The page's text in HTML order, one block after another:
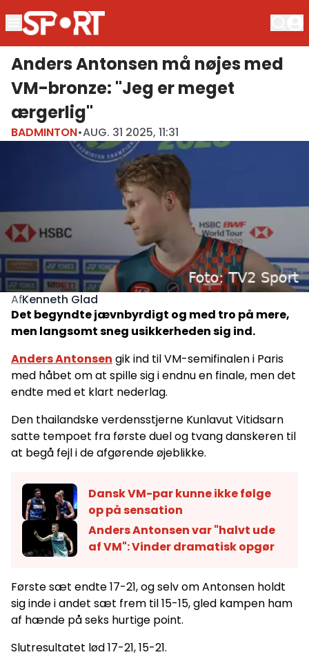
Anders Antonsen må nøjes med
VM-bronze: "Jeg er meget
ærgerlig"
BADMINTON•AUG. 31 2025, 11:31
AfKenneth Glad
Det begyndte jævnbyrdigt og med tro på mere,
men langsomt sneg usikkerheden sig ind.
Anders Antonsen gik ind til VM-semifinalen i Paris
med håbet om at spille sig i endnu en finale, men det
endte med et klart nederlag.
Den thailandske verdensstjerne Kunlavut Vitidsarn
satte tempoet fra første duel og tvang danskeren til
at begå fejl i de afgørende øjeblikke.
Dansk VM-par kunne ikke følge
op på sensation
Anders Antonsen var "halvt ude
af VM": Vinder dramatisk opgør
Første sæt endte 17-21, og selv om Antonsen holdt
sig inde i andet sæt frem til 15-15, gled kampen ham
af hænde på seks hurtige point.
Slutresultatet lød 17-21, 15-21.